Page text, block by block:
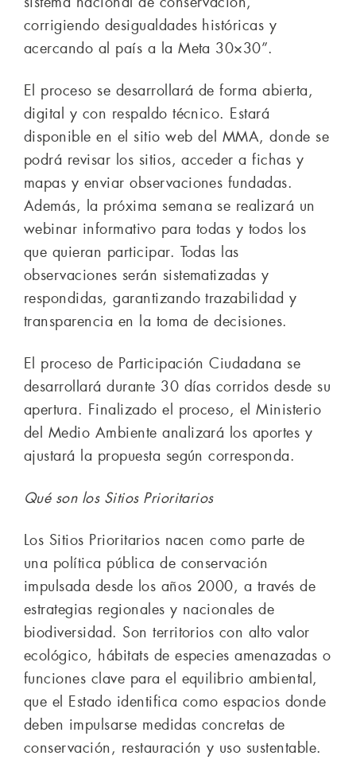
corrigiendo desigualdades históricas y
acercando al país a la Meta 30×30”.
El proceso se desarrollará de forma abierta,
digital y con respaldo técnico. Estará
disponible en el sitio web del MMA, donde se
podrá revisar los sitios, acceder a fichas y
mapas y enviar observaciones fundadas.
Además, la próxima semana se realizará un
webinar informativo para todas y todos los
que quieran participar. Todas las
observaciones serán sistematizadas y
respondidas, garantizando trazabilidad y
transparencia en la toma de decisiones.
El proceso de Participación Ciudadana se
desarrollará durante 30 días corridos desde su
apertura. Finalizado el proceso, el Ministerio
del Medio Ambiente analizará los aportes y
ajustará la propuesta según corresponda.
Qué son los Sitios Prioritarios
Los Sitios Prioritarios nacen como parte de
una política pública de conservación
impulsada desde los años 2000, a través de
estrategias regionales y nacionales de
biodiversidad. Son territorios con alto valor
ecológico, hábitats de especies amenazadas o
funciones clave para el equilibrio ambiental,
que el Estado identifica como espacios donde
deben impulsarse medidas concretas de
conservación, restauración y uso sustentable.